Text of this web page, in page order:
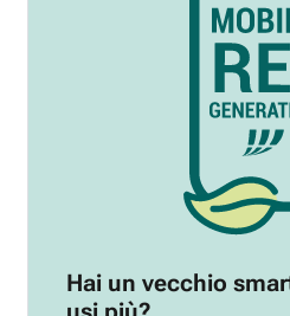
Hai un vecchio